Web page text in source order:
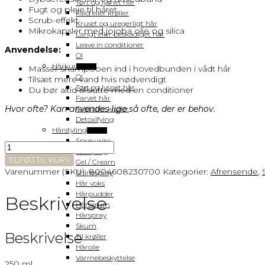
Tørt og lysnet hår
Fald eller krøller
Kruset og uregerligt hår
Langt eller beskadiget hår
Leave in conditioner
OI
Hårkur
OI
Tørt og lysnet hår
Farvet hår
Fald eller krøller
Detoxifying
Hårstyling
Spray wax
Fønspray
Gel / Cream
Shinespray
Hår voks
Hårpudder
Hårserum
Hårspray
Skum
Til krøller
Hårolie
Varmebeskyttelse
Fugt og pleje til håret
Scrub-effekt
Mikrokapsler med jojoba olie og silica
Anvendelse:
Massér shampooen ind i hovedbunden i vådt hår
Tilsæt mere vand hvis nødvendigt
Du bør altid afslutte med en conditioner
Hvor ofte? Kan anvendes lige så ofte, der er behov.
DAVINES
DETOXIFYING
SCRUB
SHAMPOO
TILFØJ TIL KURV
Varenummer (SKU):8004608230700 Kategorier: Afrensende,
Beskrivelse
Beskrivelse